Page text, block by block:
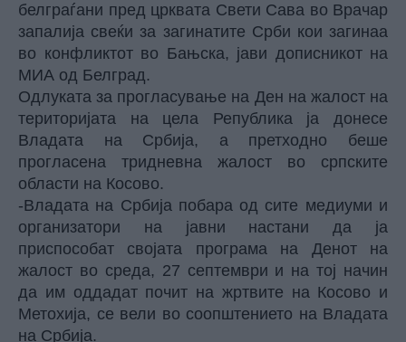
белграѓани пред црквата Свети Сава во Врачар
запалија свеќи за загинатите Срби кои загинаа
во конфликтот во Бањска, јави дописникот на
МИА од Белград.
Одлуката за прогласување на Ден на жалост на
територијата на цела Република ја донесе
Владата на Србија, а претходно беше
прогласена тридневна жалост во српските
области на Косово.
-Владата на Србија побара од сите медиуми и
организатори на јавни настани да ја
приспособат својата програма на Денот на
жалост во среда, 27 септември и на тој начин
да им оддадат почит на жртвите на Косово и
Метохија, се вели во соопштението на Владата
на Србија.